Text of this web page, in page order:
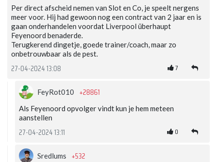
Per direct afscheid nemen van Slot en Co, je speelt nergens
meer voor. Hij had gewoon nog een contract van 2 jaar en is
gaan onderhandelen voordat Liverpool überhaupt
Feyenoord benaderde.
Terugkerend dingetje, goede trainer/coach, maar zo
onbetrouwbaar als de pest.
27-04-2024 13:08 7
FeyRot010 +28861
Als Feyenoord opvolger vindt kun je hem meteen
aanstellen
27-04-2024 13:11 0
Sredlums +532